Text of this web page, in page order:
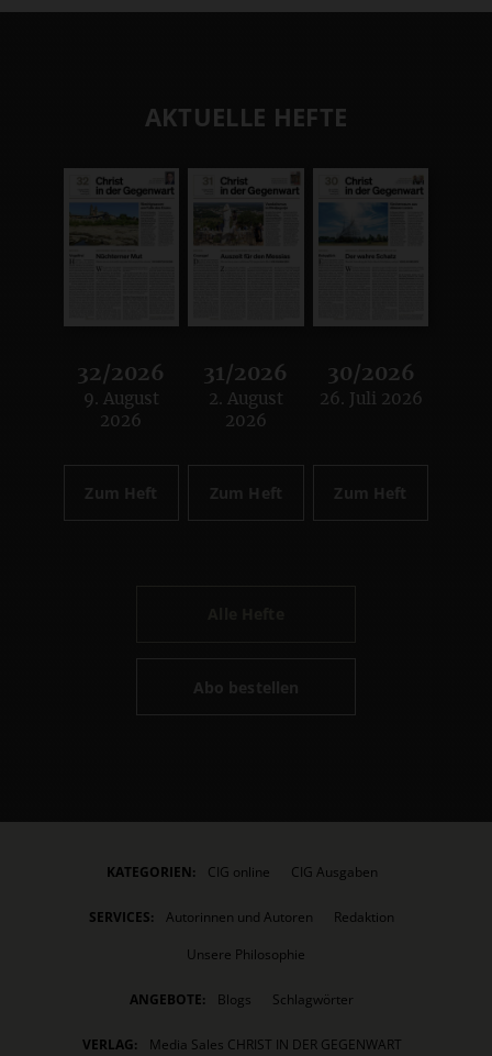
AKTUELLE HEFTE
32/2026
:
9. August
2026
Zum Heft
31/2026
:
2. August
2026
Zum Heft
30/2026
:
26. Juli 2026
Zum Heft
Abo bestellen
KATEGORIEN: CIG online CIG Ausgaben
SERVICES: Autorinnen und Autoren
Redaktion
Unsere Philosophie
ANGEBOTE: Blogs Schlagwörter
VERLAG:
Media Sales CHRIST IN DER GEGENWART